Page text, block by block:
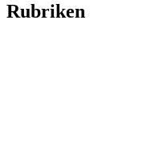
Rubriken